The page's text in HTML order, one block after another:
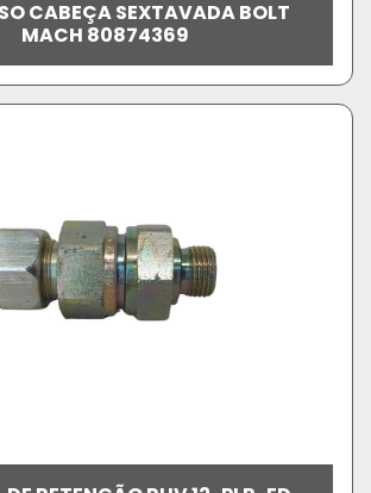
CABEÇA SEXTAVADA BOLT
MACH 80874369